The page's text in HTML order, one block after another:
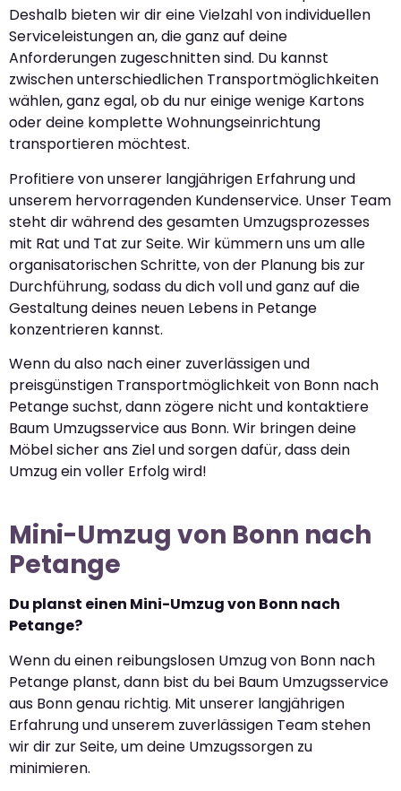
Deshalb bieten wir dir eine Vielzahl von individuellen
Serviceleistungen an, die ganz auf deine
Anforderungen zugeschnitten sind. Du kannst
zwischen unterschiedlichen Transportmöglichkeiten
wählen, ganz egal, ob du nur einige wenige Kartons
oder deine komplette Wohnungseinrichtung
transportieren möchtest.
Profitiere von unserer langjährigen Erfahrung und
unserem hervorragenden Kundenservice. Unser Team
steht dir während des gesamten Umzugsprozesses
mit Rat und Tat zur Seite. Wir kümmern uns um alle
organisatorischen Schritte, von der Planung bis zur
Durchführung, sodass du dich voll und ganz auf die
Gestaltung deines neuen Lebens in Petange
konzentrieren kannst.
Wenn du also nach einer zuverlässigen und
preisgünstigen Transportmöglichkeit von Bonn nach
Petange suchst, dann zögere nicht und kontaktiere
Baum Umzugsservice aus Bonn. Wir bringen deine
Möbel sicher ans Ziel und sorgen dafür, dass dein
Umzug ein voller Erfolg wird!
Mini-Umzug von Bonn nach
Petange
Du planst einen Mini-Umzug von Bonn nach
Petange?
Wenn du einen reibungslosen Umzug von Bonn nach
Petange planst, dann bist du bei Baum Umzugsservice
aus Bonn genau richtig. Mit unserer langjährigen
Erfahrung und unserem zuverlässigen Team stehen
wir dir zur Seite, um deine Umzugssorgen zu
minimieren.